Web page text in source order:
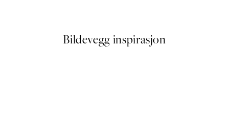
Bildevegg inspirasjon